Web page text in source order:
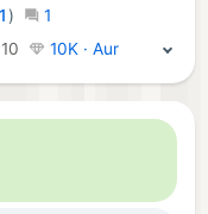
1 )
1
10 10K · Aur